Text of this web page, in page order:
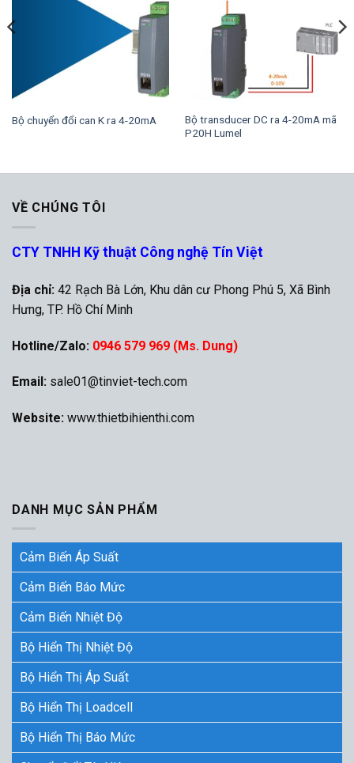
Bộ chuyển đổi can K ra 4-20mA
Bộ transducer DC ra 4-20mA mã
P20H Lumel
VỀ CHÚNG TÔI
CTY TNHH Kỹ thuật Công nghệ Tín Việt
Địa chỉ: 42 Rạch Bà Lớn, Khu dân cư Phong Phú 5, Xã Bình
Hưng, TP. Hồ Chí Minh
Hotline/Zalo: 0946 579 969 (Ms. Dung)
Email: sale01@tinviet-tech.com
Website: www.thietbihienthi.com
DANH MỤC SẢN PHẨM
Cảm Biến Áp Suất
Cảm Biến Báo Mức
Cảm Biến Nhiệt Độ
Bộ Hiển Thị Nhiệt Độ
Bộ Hiển Thị Áp Suất
Bộ Hiển Thị Loadcell
Bộ Hiển Thị Báo Mức